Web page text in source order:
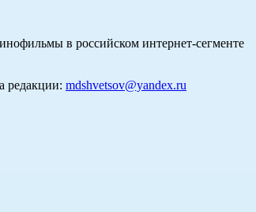
в российском интернет-сегменте
редакции: mdshvetsov@yandex.ru